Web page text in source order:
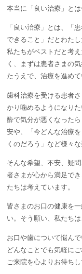
本当に「良い治療」とは
「良い治療」とは、「
できること」だとわた
私たちがベストだと考
く、まずは患者さまの
たうえで、治療を進め
歯科治療を受ける患者
かり噛めるようになり
酔で気分が悪くなった
安や、「今どんな治療
くのだろう」など様々
そんな希望、不安、疑
者さまが心から満足で
たちは考えています。
皆さまのお口の健康を
い。そう願い、私たち
お口や歯について悩ん
どんなことでも気軽に
ご来院を心よりお待ちし